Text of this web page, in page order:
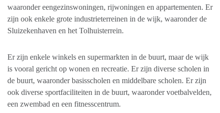
waaronder eengezinswoningen, rijwoningen en appartementen. Er
zijn ook enkele grote industrieterreinen in de wijk, waaronder de
Sluizekenhaven en het Tolhuisterrein.
Er zijn enkele winkels en supermarkten in de buurt, maar de wijk
is vooral gericht op wonen en recreatie. Er zijn diverse scholen in
de buurt, waaronder basisscholen en middelbare scholen. Er zijn
ook diverse sportfaciliteiten in de buurt, waaronder voetbalvelden,
een zwembad en een fitnesscentrum.